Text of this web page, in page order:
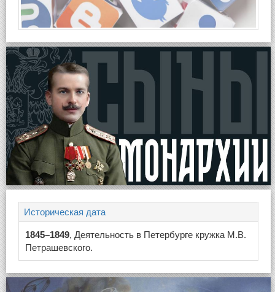
Историческая дата
1845–1849, Деятельность в Петербурге кружка М.В.
Петрашевского.